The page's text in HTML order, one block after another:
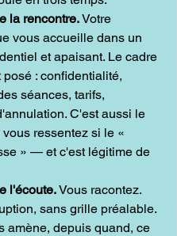
la rencontre. Votre
vous accueille dans un
et apaisant. Le cadre
: confidentialité,
séances, tarifs,
C'est aussi le
vous ressentez si le «
» — et c'est légitime de
l'écoute. Vous racontez.
sans grille préalable.
amène, depuis quand, ce